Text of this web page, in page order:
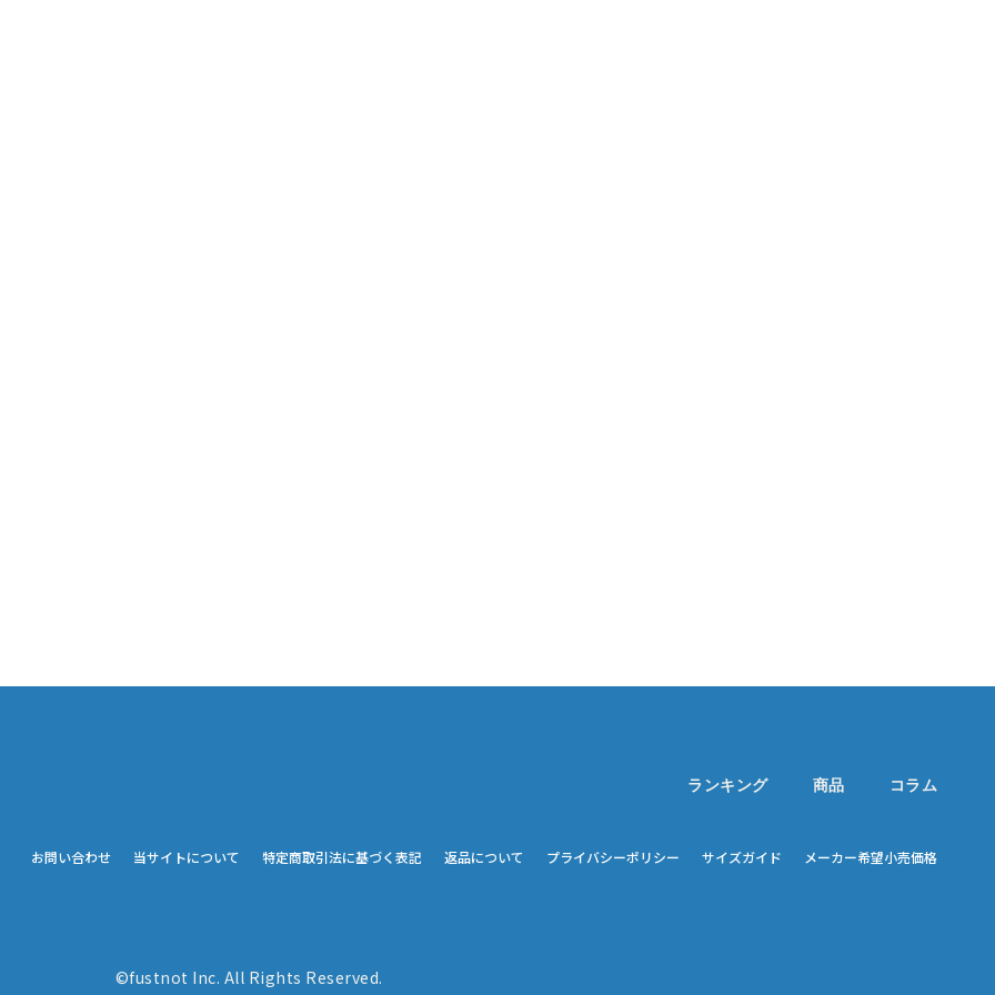
ランキング 商品 コラム
お問い合わせ 当サイトについて 特定商取引法に基づく表記 返品について プライバシーポリシー サイズガイド メーカー希望小売価格
©fustnot Inc. All Rights Reserved.